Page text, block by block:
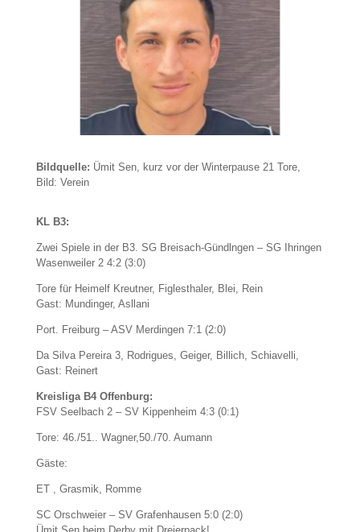
Bildquelle: Ümit Sen, kurz vor der Winterpause 21 Tore,
Bild: Verein
KL B3:
Zwei Spiele in der B3. SG Breisach-Gündlngen – SG Ihringen
Wasenweiler 2 4:2 (3:0)
Tore für Heimelf Kreutner, Figlesthaler, Blei, Rein
Gast: Mundinger, Asllani
Port. Freiburg – ASV Merdingen 7:1 (2:0)
Da Silva Pereira 3, Rodrigues, Geiger, Billich, Schiavelli,
Gast: Reinert
Kreisliga B4 Offenburg:
FSV Seelbach 2 – SV Kippenheim 4:3 (0:1)
Tore: 46./51.. Wagner,50./70. Aumann
Gäste:
ET , Grasmik, Romme
SC Orschweier – SV Grafenhausen 5:0 (2:0)